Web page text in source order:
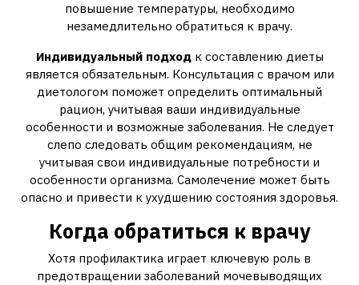
повышение температуры, необходимо
незамедлительно обратиться к врачу.
Индивидуальный подходк составлению диеты
является обязательным. Консультация с врачом или
диетологом поможет определить оптимальный
рацион, учитывая ваши индивидуальные
особенности и возможные заболевания. Не следует
слепо следовать общим рекомендациям, не
учитывая свои индивидуальные потребности и
особенности организма. Самолечение может быть
опасно и привести к ухудшению состояния здоровья.
Когда обратиться к врачу
Хотя профилактика играет ключевую роль в
предотвращении заболеваний мочевыводящих